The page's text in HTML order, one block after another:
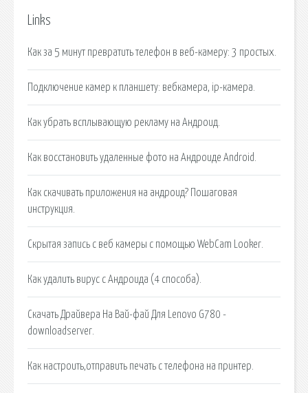
Links
Как за 5 минут превратить телефон в веб-камеру: 3 простых.
Подключение камер к планшету: вебкамера, ip-камера.
Как убрать всплывающую рекламу на Андроид.
Как восстановить удаленные фото на Андроиде Android.
Как скачивать приложения на андроид? Пошаговая
инструкция.
Скрытая запись с веб камеры с помощью WebCam Looker.
Как удалить вирус с Андроида (4 способа).
Скачать Драйвера На Вай-фай Для Lenovo G780 -
downloadserver.
Как настроить,отправить печать с телефона на принтер.